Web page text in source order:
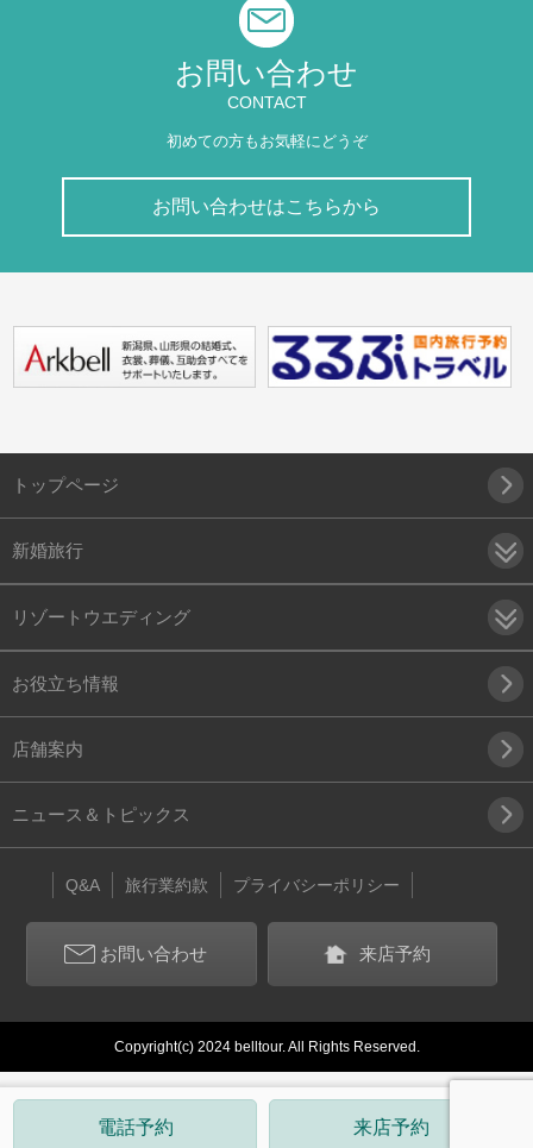
お問い合わせ
CONTACT
初めての方もお気軽にどうぞ
お問い合わせはこちらから
トップページ
新婚旅行
リゾートウエディング
お役立ち情報
店舗案内
ニュース＆トピックス
Q&A 旅行業約款 プライバシーポリシー
お問い合わせ 来店予約
Copyright(c) 2024 belltour. All Rights Reserved.
電話予約 来店予約